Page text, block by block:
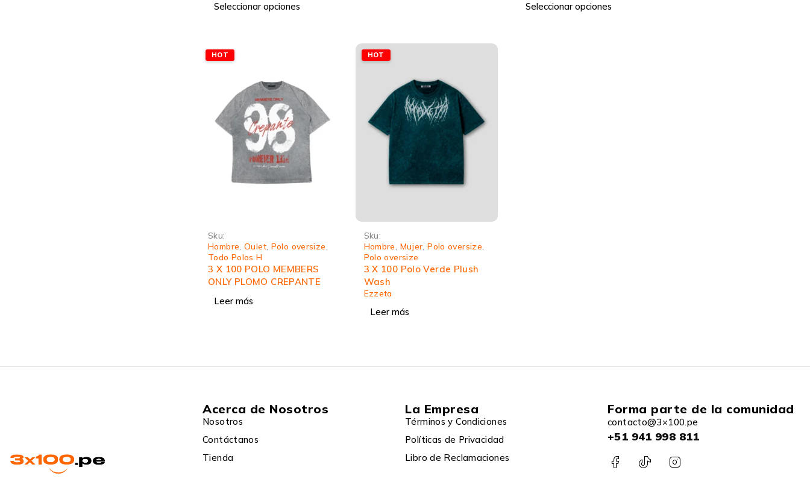
Seleccionar opciones Seleccionar opciones
HOT
Sku:
Hombre Oulet, Polo oversize
Todo Polos H
3 X 100 POLO MEMBERS
ONLY PLOMO CREPANTE
Leer más
HOT
Sku:
Hombre Mujer ,Polo oversize
Polo oversize
3 X 100 Polo Verde Plush
Wash
Ezzeta
Leer más
Acerca de Nosotros
Nosotros
Contáctanos
Tienda
La Empresa
Términos y Condiciones
Políticas de Privacidad
Libro de Reclamaciones
Forma parte de la comunidad
contacto@3×100.pe
+51 941 998 811